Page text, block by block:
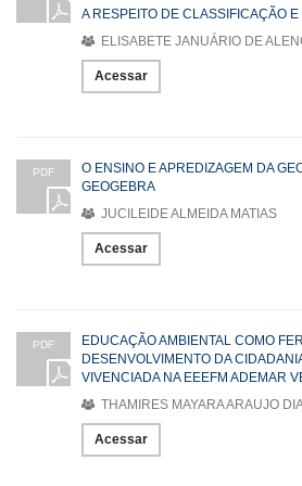
A RESPEITO DE CLASSIFICAÇÃO
ELISABETE JANUÁRIO DE
Acessar
PDF
O ENSINO E APREDIZAGEM DA
GEOGEBRA
JUCILEIDE ALMEIDA MATIAS
Acessar
PDF
EDUCAÇÃO AMBIENTAL COMO
DESENVOLVIMENTO DA
VIVENCIADA NA EEEFM ADEMAR
THAMIRES MAYARA ARAUJO
Acessar